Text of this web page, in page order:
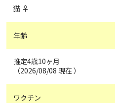
猫 ♀
年齢
推定4歳10ヶ月
（2026/08/08 現在 ）
ワクチン